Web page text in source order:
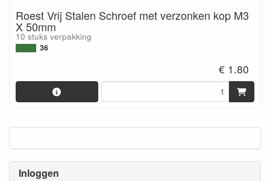
Inloggen
Roest Vrij Stalen Schroef met verzonken kop M3
X 50mm
10 stuks verpakking
36
€ 1.80